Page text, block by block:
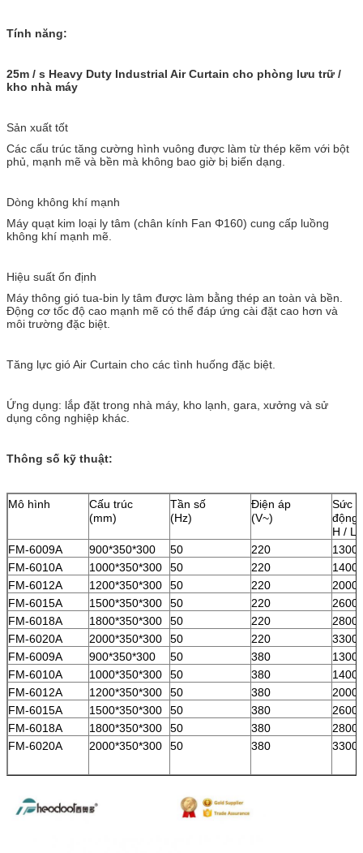
Tính năng:
25m / s Heavy Duty Industrial Air Curtain cho phòng lưu trữ /
kho nhà máy
Sản xuất tốt
Các cấu trúc tăng cường hình vuông được làm từ thép kẽm với bột
phủ, mạnh mẽ và bền mà không bao giờ bị biến dạng.
Dòng không khí mạnh
Máy quạt kim loại ly tâm (chân kính Fan Φ160) cung cấp luồng
không khí mạnh mẽ.
Hiệu suất ổn định
Máy thông gió tua-bin ly tâm được làm bằng thép an toàn và bền.
Động cơ tốc độ cao mạnh mẽ có thể đáp ứng cài đặt cao hơn và
môi trường đặc biệt.
Tăng lực gió Air Curtain cho các tình huống đặc biệt.
Ứng dụng: lắp đặt trong nhà máy, kho lạnh, gara, xưởng và sử
dụng công nghiệp khác.
Thông số kỹ thuật:
Mô hình
Cấu trúc
(mm)
Tần số
(Hz)
Điện áp
(V~)
Sức
động
H / L
FM-6009A
900*350*300 50 220
1300
FM-6010A
1000*350*300 50 220
1400
FM-6012A
1200*350*300 50 220
2000
FM-6015A
1500*350*300 50 220
2600
FM-6018A
1800*350*300 50 220
2800
FM-6020A
2000*350*300 50 220
3300
FM-6009A
900*350*300 50 380
1300
FM-6010A
1000*350*300 50 380
1400
FM-6012A
1200*350*300 50 380
2000
FM-6015A
1500*350*300 50 380
2600
FM-6018A
1800*350*300 50 380
2800
FM-6020A
2000*350*300 50 380 3300